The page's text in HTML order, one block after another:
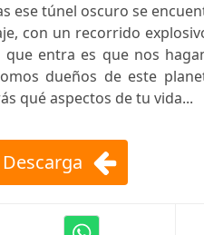
ese túnel oscuro se
con un recorrido
entra es que nos
dueños de este
qué aspectos de tu vida...